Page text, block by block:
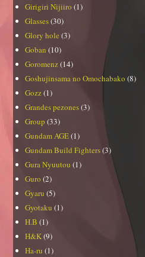
Girigiri Nijiiro (1)
Glasses(30)
Glory hole (3)
Goban (10)
Goromenz(14)
Goshujinsama no Omochabako (8)
Gozz(1)
Grandes pezones(3)
Group (33)
Gundam AGE(1)
Gundam Build Fighters(3)
Gura Nyuutou (1)
Guro (2)
Gyaru (5)
Gyotaku (1)
H.B (1)
H&K(9)
Ha-ru (1)